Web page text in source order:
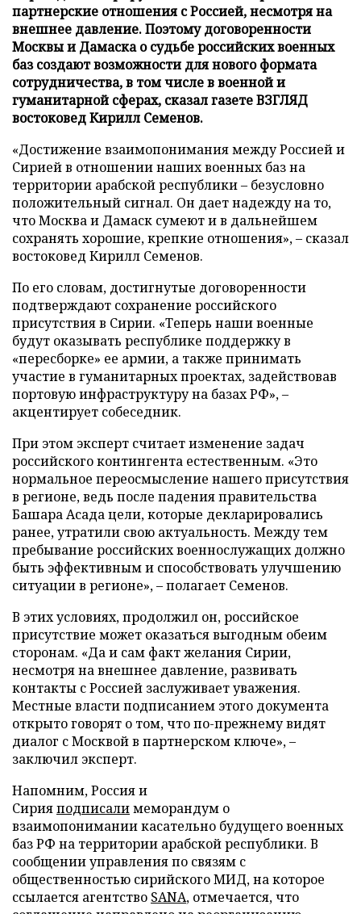
партнерские отношения с Россией, несмотря на
внешнее давление. Поэтому договоренности
Москвы и Дамаска о судьбе российских военных
баз создают возможности для нового формата
сотрудничества, в том числе в военной и
гуманитарной сферах, сказал газете ВЗГЛЯД
востоковед Кирилл Семенов.
«Достижение взаимопонимания между Россией и
Сирией в отношении наших военных баз на
территории арабской республики – безусловно
положительный сигнал. Он дает надежду на то,
что Москва и Дамаск сумеют и в дальнейшем
сохранять хорошие, крепкие отношения», – сказал
востоковед Кирилл Семенов.
По его словам, достигнутые договоренности
подтверждают сохранение российского
присутствия в Сирии. «Теперь наши военные
будут оказывать республике поддержку в
«пересборке» ее армии, а также принимать
участие в гуманитарных проектах, задействовав
портовую инфраструктуру на базах РФ», –
акцентирует собеседник.
При этом эксперт считает изменение задач
российского контингента естественным. «Это
нормальное переосмысление нашего присутствия
в регионе, ведь после падения правительства
Башара Асада цели, которые декларировались
ранее, утратили свою актуальность. Между тем
пребывание российских военнослужащих должно
быть эффективным и способствовать улучшению
ситуации в регионе», – полагает Семенов.
В этих условиях, продолжил он, российское
присутствие может оказаться выгодным обеим
сторонам. «Да и сам факт желания Сирии,
несмотря на внешнее давление, развивать
контакты с Россией заслуживает уважения.
Местные власти подписанием этого документа
открыто говорят о том, что по-прежнему видят
диалог с Москвой в партнерском ключе», –
заключил эксперт.
Напомним, Россия и
Сирияподписалимеморандум о
взаимопонимании касательно будущего военных
баз РФ на территории арабской республики. В
сообщении управления по связям с
общественностью сирийского МИД, на которое
ссылается агентство SANA, отмечается, что